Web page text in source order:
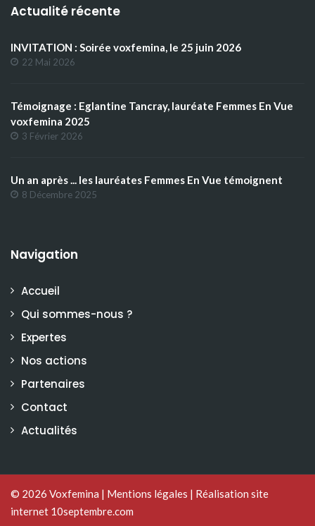
Actualité récente
INVITATION : Soirée voxfemina, le 25 juin 2026
22 Mai 2026
Témoignage : Eglantine Tancray, lauréate Femmes En Vue
voxfemina 2025
3 Février 2026
Un an après ... les lauréates Femmes En Vue témoignent
8 Décembre 2025
Navigation
Accueil
Qui sommes-nous ?
Expertes
Nos actions
Partenaires
Contact
Actualités
© 2026 Voxfemina | Mentions légales | Réalisation site
internet 10septembre.com